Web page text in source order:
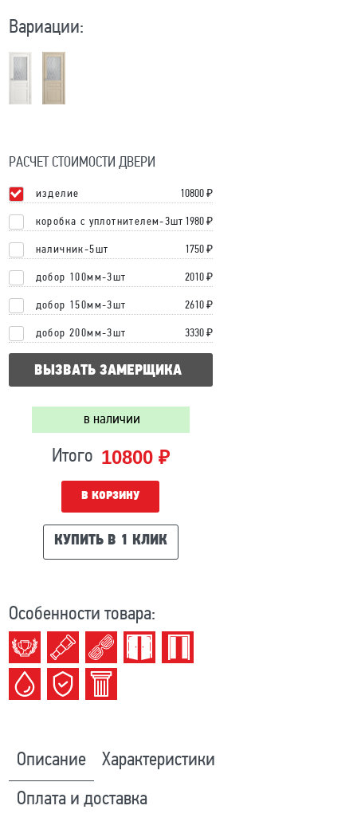
Вариации:
РАСЧЕТ СТОИМОСТИ ДВЕРИ
изделие 10800₽
коробка с уплотнителем-3шт 1980 ₽
наличник-5шт 1750 ₽
добор 100мм-3шт 2010 ₽
добор 150мм-3шт 2610 ₽
добор 200мм-3шт 3330 ₽
ВЫЗВАТЬ ЗАМЕРЩИКА
в наличии
Итого 10800 ₽
В КОРЗИНУ
КУПИТЬ В 1 КЛИК
Особенности товара:
Описание Характеристики
Оплата и доставка